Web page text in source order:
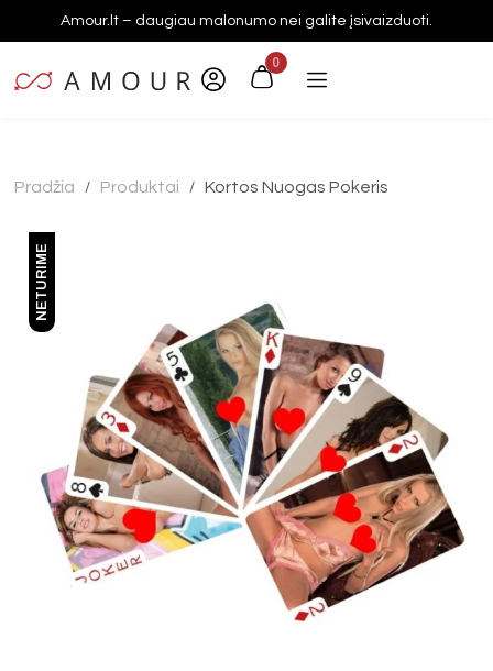
Amour.lt – daugiau malonumo nei galite įsivaizduoti.
0
Pradžia / Produktai / Kortos Nuogas Pokeris
NETURIME